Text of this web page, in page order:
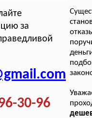
за
30-96